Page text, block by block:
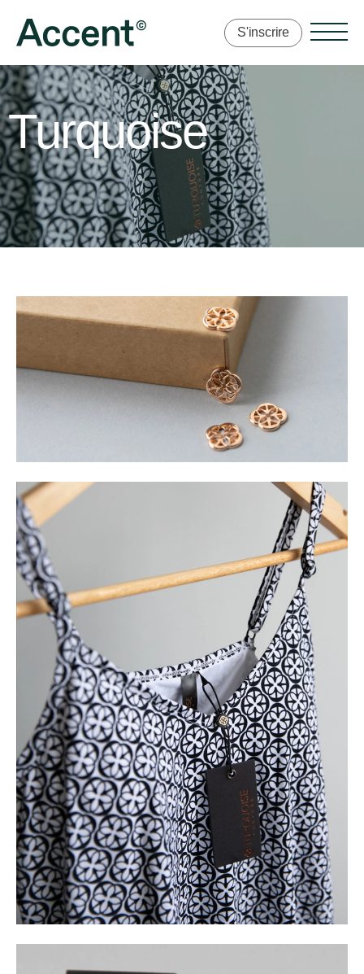
S'inscrire
Turquoise